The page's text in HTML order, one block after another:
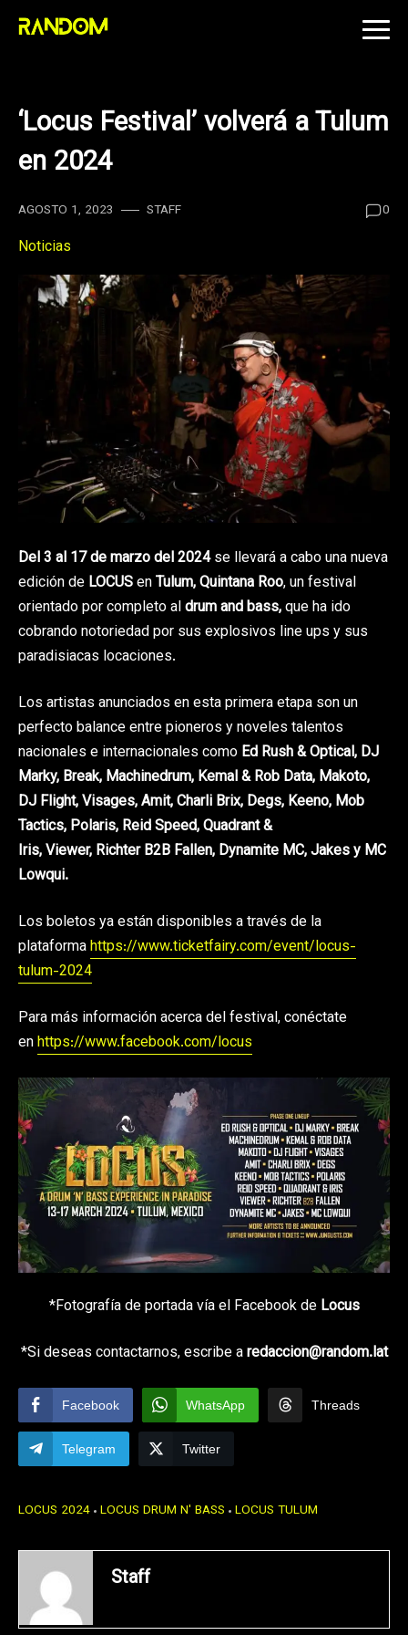
Skip
‘Locus Festival’ volverá a Tulum
en 2024
AGOSTO 1, 2023 STAFF 0
Noticias
Del 3 al 17 de marzo del 2024se llevará a cabo una nueva
edición de LOCUSenTulum, Quintana Roo, un festival
orientado por completo aldrum and bass,que ha ido
cobrando notoriedad por sus explosivos line ups y sus
paradisiacas locaciones.
Los artistas anunciados en esta primera etapa son un
perfecto balance entre pioneros y noveles talentos
nacionales e internacionales como Ed Rush & Optical, DJ
Marky, Break, Machinedrum, Kemal & Rob Data, Makoto,
DJ Flight, Visages, Amit, Charli Brix, Degs, Keeno, Mob
Tactics, Polaris, Reid Speed, Quadrant &
Iris, Viewer, Richter B2B Fallen, Dynamite MC, Jakes y MC
Lowqui.
Los boletos ya están disponibles a través de la
plataformahttps://www.ticketfairy.com/event/locus-
tulum-2024
Para más información acerca del festival, conéctate
enhttps://www.facebook.com/locus
*Fotografía de portada vía el Facebook deLocus
*Si deseas contactarnos, escribe aredaccion@random.lat
Facebook WhatsApp Threads
Telegram Twitter
LOCUS 2024 LOCUS DRUM N' BASS LOCUS TULUM
Staff